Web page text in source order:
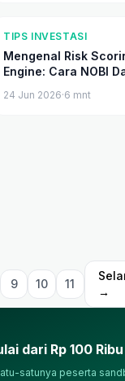
TIPS INVESTASI
Mengenal Risk
Engine: Cara NOBI
Kripto Secara
24 Jun 2026·6 mnt
9 10 11
→
dari Rp 100
satunya peserta